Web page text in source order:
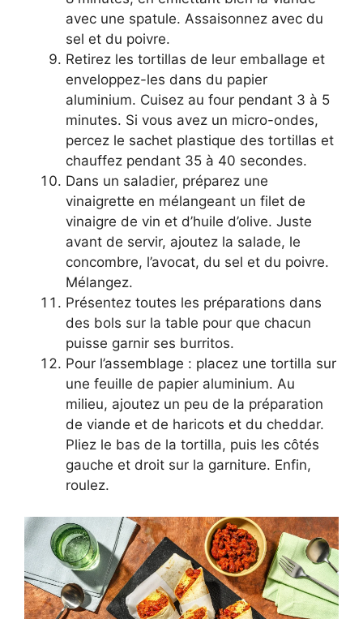
avec une spatule. Assaisonnez avec du
sel et du poivre.
Retirez les tortillas de leur emballage et
enveloppez-les dans du papier
aluminium. Cuisez au four pendant 3 à 5
minutes. Si vous avez un micro-ondes,
percez le sachet plastique des tortillas et
chauffez pendant 35 à 40 secondes.
Dans un saladier, préparez une
vinaigrette en mélangeant un filet de
vinaigre de vin et d’huile d’olive. Juste
avant de servir, ajoutez la salade, le
concombre, l’avocat, du sel et du poivre.
Mélangez.
Présentez toutes les préparations dans
des bols sur la table pour que chacun
puisse garnir ses burritos.
Pour l’assemblage : placez une tortilla sur
une feuille de papier aluminium. Au
milieu, ajoutez un peu de la préparation
de viande et de haricots et du cheddar.
Pliez le bas de la tortilla, puis les côtés
gauche et droit sur la garniture. Enfin,
roulez.